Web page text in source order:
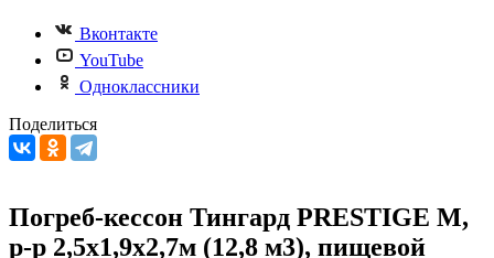
Вконтакте
YouTube
Одноклассники
Поделиться
Погреб-кессон Тингард PRESTIGE M,
р-р 2,5х1,9х2,7м (12,8 м3), пищевой